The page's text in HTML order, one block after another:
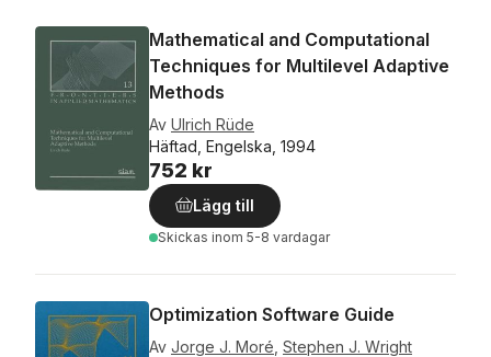
Mathematical and Computational
Techniques for Multilevel Adaptive
Methods
Av Ulrich Rüde
Häftad, Engelska, 1994
752 kr
Lägg till
Skickas inom 5-8 vardagar
Optimization Software Guide
Av Jorge J. Moré Stephen J. Wright